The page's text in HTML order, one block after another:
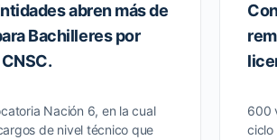
abren más de
Bachilleres por
Nación 6, en la cual
de nivel técnico que
600
ciclo